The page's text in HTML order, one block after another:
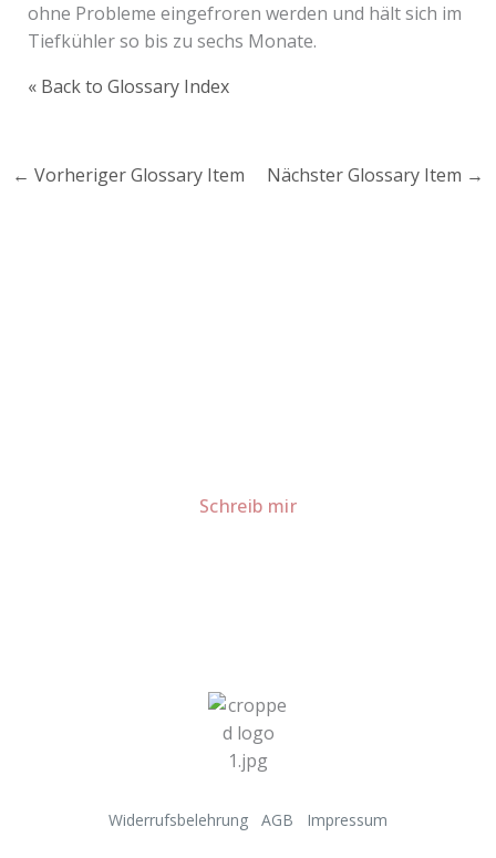
ohne Probleme eingefroren werden und hält sich im
Tiefkühler so bis zu sechs Monate.
« Back to Glossary Index
← Vorheriger Glossary Item Nächster Glossary Item →
Schreib mir
Widerrufsbelehrung AGB Impressum